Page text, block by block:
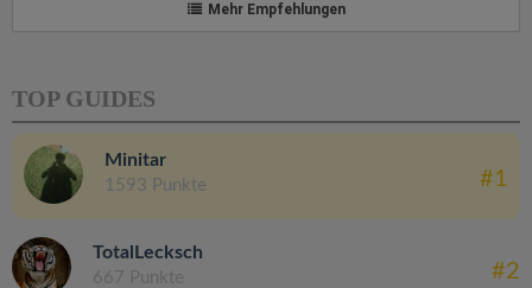
Mehr Empfehlungen
TOP GUIDES
Minitar
1593 Punkte #1
TotalLecksch
667 Punkte #2